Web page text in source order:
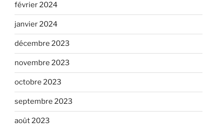
février 2024
janvier 2024
décembre 2023
novembre 2023
octobre 2023
septembre 2023
août 2023